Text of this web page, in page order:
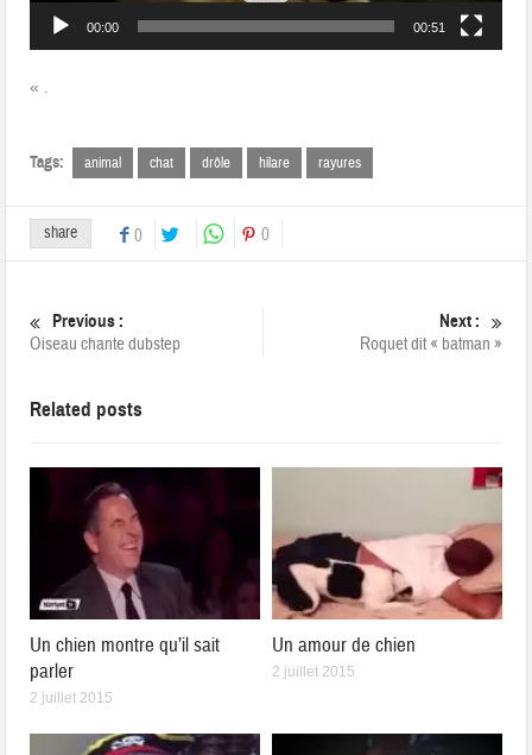
00:00 00:51
« .
Tags: animal chat drôle hilare rayures
share 0 0
Previous :
Oiseau chante dubstep
Next :
Roquet dit « batman »
Related posts
Un chien montre qu’il sait
parler
2 juillet 2015
Un amour de chien
2 juillet 2015